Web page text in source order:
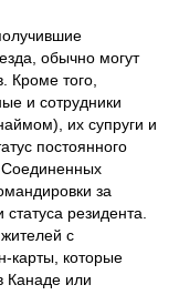
обычно могут
Кроме того,
и сотрудники
их супруги и
постоянного
Соединенных
за
резидента.
с
карты, которые
Канаде или